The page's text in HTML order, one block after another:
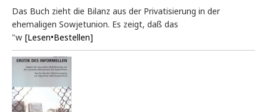
Das Buch zieht die Bilanz aus der Privatisierung in der
ehemaligen Sowjetunion. Es zeigt, daß das
"w [Lesen•Bestellen]